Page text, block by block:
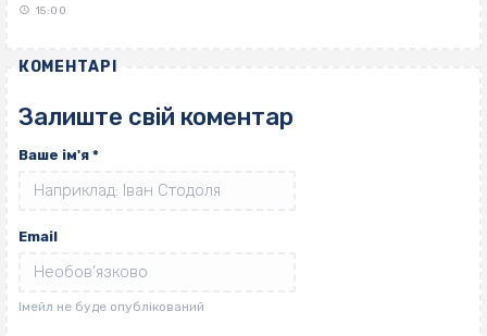
15:00
КОМЕНТАРІ
Залиште свій коментар
Ваше ім'я *
Email